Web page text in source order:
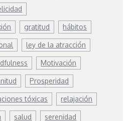
gratitud hábitos
ley de la atracción
Motivación
Prosperidad
tóxicas relajación
salud serenidad